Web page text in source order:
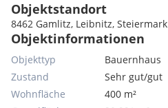
Objektstandort
8462 Gamlitz, Leibnitz, Steiermark
Objektinformationen
Objekttyp
Bauernhaus
Zustand
Sehr gut/gut
Wohnfläche
400 m²